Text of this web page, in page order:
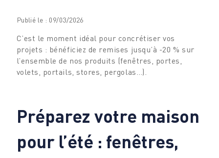
Publié le : 09/03/2026
C’est le moment idéal pour concrétiser vos
projets : bénéficiez de remises jusqu’à -20 % sur
l’ensemble de nos produits (fenêtres, portes,
volets, portails, stores, pergolas…).
Préparez votre maison
pour l’été : fenêtres,